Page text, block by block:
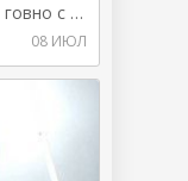
Девушка пальцами смахивает говно с попы
08 ИЮЛ